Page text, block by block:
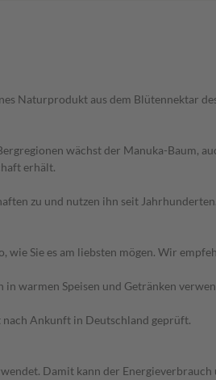
Naturprodukt aus dem Blütennektar
wächst der Manuka-Baum,
erhält.
zu und nutzen ihn seit
Sie es am liebsten mögen. Wir
warmen Speisen und Getränken
nach Ankunft in Deutschland geprüft.
Damit kann der